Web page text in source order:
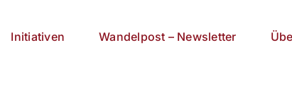
Initiativen Wandelpost – Newsletter